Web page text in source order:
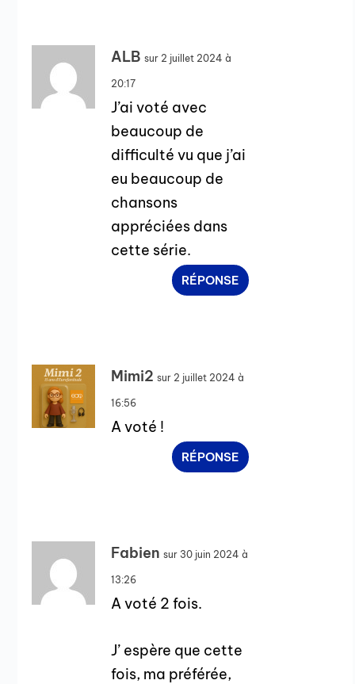
ALB sur 2 juillet 2024 à
20:17
J’ai voté avec
beaucoup de
difficulté vu que j’ai
eu beaucoup de
chansons
appréciées dans
cette série.
RÉPONSE
Mimi2 sur 2 juillet 2024 à
16:56
A voté !
RÉPONSE
Fabien sur 30 juin 2024 à
13:26
A voté 2 fois.
J’ espère que cette
fois, ma préférée,